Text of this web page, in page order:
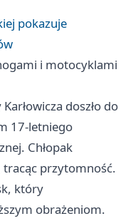
pokazuje
i motocyklami
doszło do
17-letniego
Chłopak
tracąc przytomność.
który
obrażeniom.